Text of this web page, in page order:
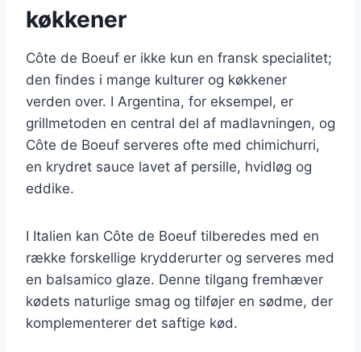
køkkener
Côte de Boeuf er ikke kun en fransk specialitet;
den findes i mange kulturer og køkkener
verden over. I Argentina, for eksempel, er
grillmetoden en central del af madlavningen, og
Côte de Boeuf serveres ofte med chimichurri,
en krydret sauce lavet af persille, hvidløg og
eddike.
I Italien kan Côte de Boeuf tilberedes med en
række forskellige krydderurter og serveres med
en balsamico glaze. Denne tilgang fremhæver
kødets naturlige smag og tilføjer en sødme, der
komplementerer det saftige kød.